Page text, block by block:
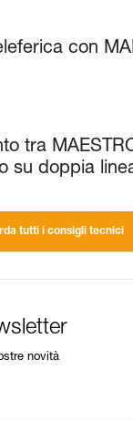
con
tra
su doppia
tutti i consigli tecnici
novità